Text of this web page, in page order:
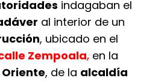
indagaban el
al interior de un
, ubicado en el
Zempoala, en la
, de la alcaldía